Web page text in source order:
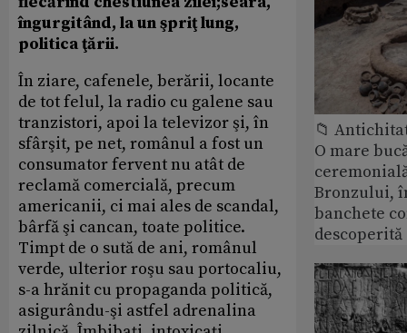
îngurgitând, la un şpriţ lung,
politica ţării.
În ziare, cafenele, berării, locante
de tot felul, la radio cu galene sau
tranzistori, apoi la televizor şi, în
sfârşit, pe net, românul a fost un
consumator fervent nu atât de
reclamă comercială, precum
americanii, ci mai ales de scandal,
bârfă şi cancan, toate politice.
Timpt de o sută de ani, românul
verde, ulterior roşu sau portocaliu,
s-a hrănit cu propaganda politică,
asigurându-şi astfel adrenalina
📁
O mare
Bronzului,
banchete